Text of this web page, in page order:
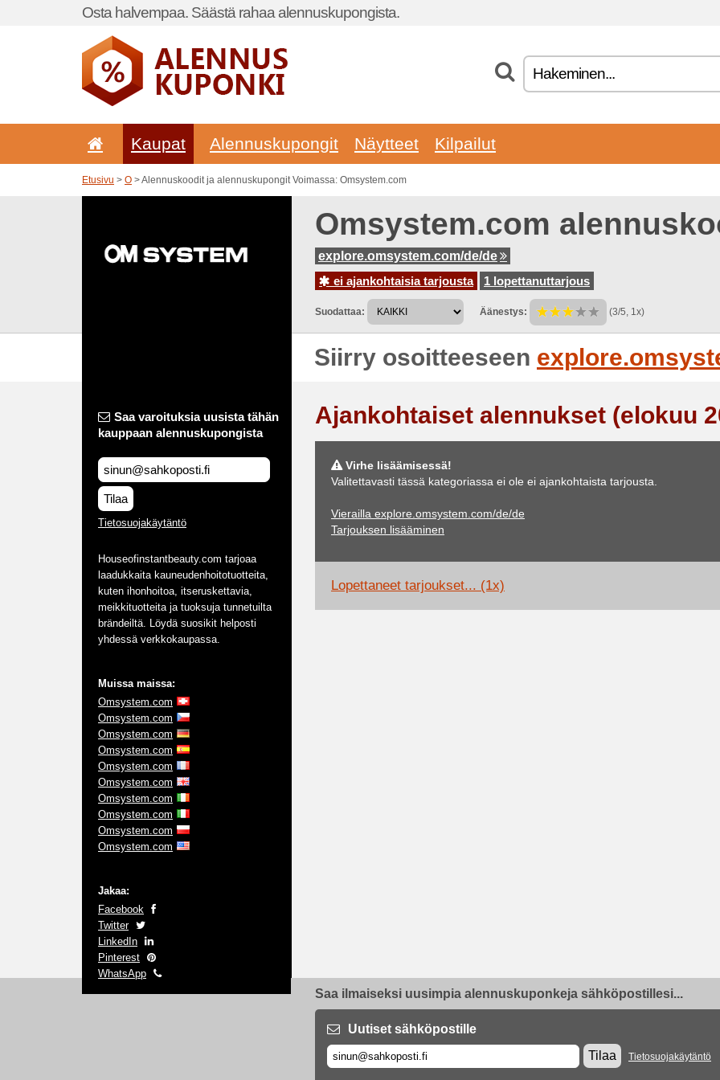
Osta halvempaa. Säästä rahaa alennuskupongista.
Kaupat Alennuskupongit Näytteet Kilpailut
Etusivu > O > Alennuskoodit ja alennuskupongit Voimassa: Omsystem.com
Omsystem.com
explore.omsystem.com/de/de
ei ajankohtaisia tarjousta
1 lopettanuttarjous
Suodattaa: Äänestys: (3/5, 1x)
Siirry osoitteeseen
Saa varoituksia uusista tähän
kauppaan alennuskupongista
Tilaa
Tietosuojakäytäntö
Houseofinstantbeauty.com tarjoaa
laadukkaita kauneudenhoitotuotteita,
kuten ihonhoitoa, itseruskettavia,
meikkituotteita ja tuoksuja tunnetuilta
brändeiltä. Löydä suosikit helposti
yhdessä verkkokaupassa.
Muissa maissa:
Omsystem.com
Omsystem.com
Omsystem.com
Omsystem.com
Omsystem.com
Omsystem.com
Omsystem.com
Omsystem.com
Omsystem.com
Omsystem.com
Jakaa:
Facebook
Twitter
LinkedIn
Pinterest
WhatsApp
Ajankohtaiset alennukset (elokuu
Virhe lisäämisessä!
Valitettavasti tässä kategoriassa ei ole ei ajankohtaista tarjousta.
Vierailla explore.omsystem.com/de/de
Tarjouksen lisääminen
Lopettaneet tarjoukset... (1x)
Saa ilmaiseksi uusimpia alennuskuponkeja sähköpostillesi...
Uutiset sähköpostille
Tilaa
Tietosuojakäytäntö